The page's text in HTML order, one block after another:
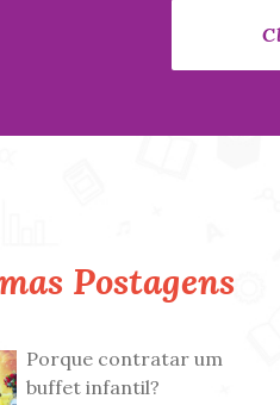
Postagens
Porque contratar um
buffet infantil?